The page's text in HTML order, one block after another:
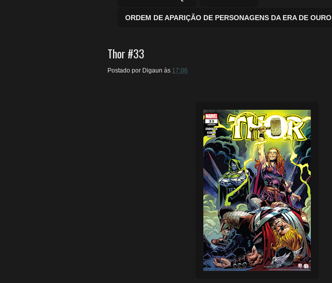
ORDEM DE APARIÇÃO DE PERSONAGENS DA ERA DE OURO
Thor #33
Postado por Digaun às 17:06